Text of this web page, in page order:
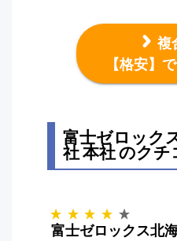
複
【格安】
富士ゼロック
社 本社 のク
富士ゼロックス北